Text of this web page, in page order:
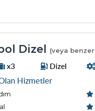
Dizel (veya
x3 Dizel
Hizmetler